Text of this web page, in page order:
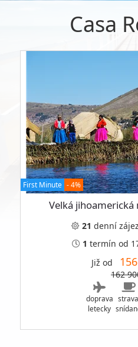
Casa
First Minute - 4%
Velká jihoamerická
21 denní
1 termín od
Již od
162
doprava
letecky
strava